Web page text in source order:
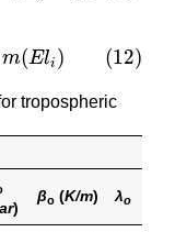
m(Eli ) (12)
m(E i)
tropospheric
)
βo (K/m) λo